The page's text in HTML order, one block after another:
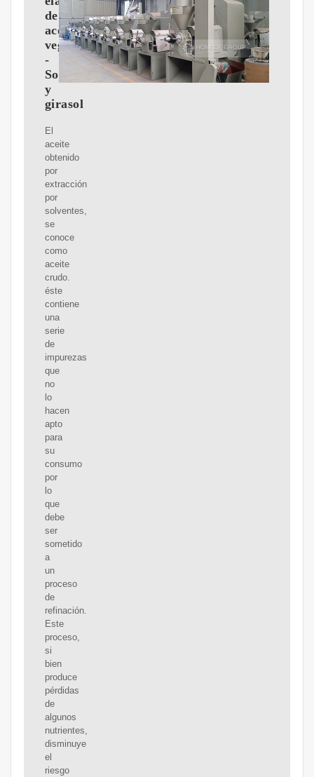
de
aceites
vegetales
-
Soja
y
girasol
El
aceite
obtenido
por
extracción
por
solventes,
se
conoce
como
aceite
crudo.
éste
contiene
una
serie
de
impurezas
que
no
lo
hacen
apto
para
su
consumo
por
lo
que
debe
ser
sometido
a
un
proceso
de
refinación.
Este
proceso,
si
bien
produce
pérdidas
de
algunos
nutrientes,
disminuye
el
riesgo